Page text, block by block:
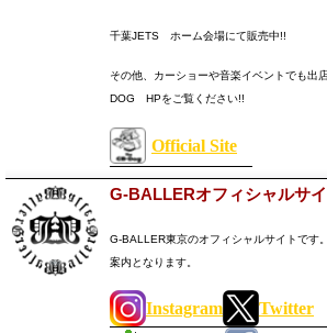
千葉JETS ホーム会場にて販売中!!
その他、カーショーや音楽イベントでも
DOG HPをご覧ください!!
Official Site
G-BALLERオフィシャルサイ
G-BALLER東京のオフィシャルサイトです。
案内となります。
Instagram
Twitter